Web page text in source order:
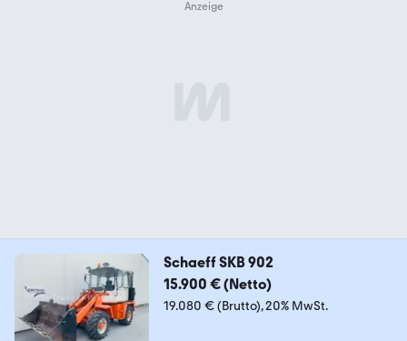
Schaeff SKB 902
15.900 € (Netto)
19.080 € (Brutto) 20% MwSt.